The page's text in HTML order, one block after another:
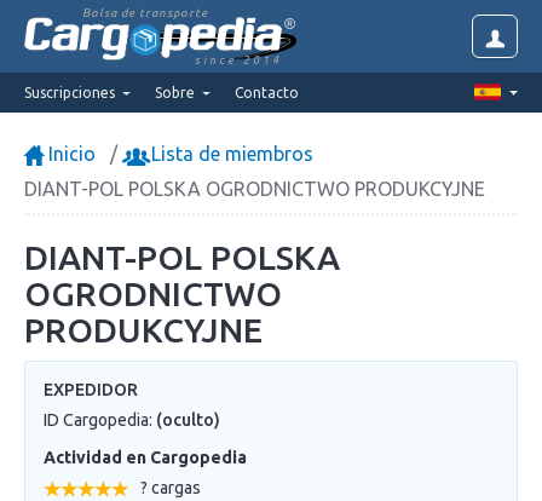
Bolsa de transporte
since 2014
Suscripciones Sobre Contacto
Inicio
Lista de miembros
DIANT-POL POLSKA OGRODNICTWO PRODUKCYJNE
DIANT-POL POLSKA
OGRODNICTWO
PRODUKCYJNE
EXPEDIDOR
ID Cargopedia: (oculto)
Actividad en Cargopedia
? cargas